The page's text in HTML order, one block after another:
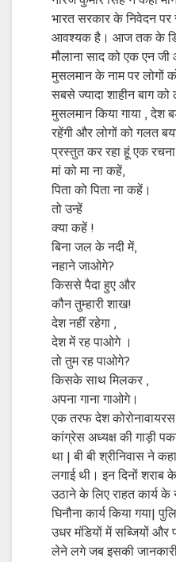
भारत सरकार के निवेदन
आवश्यक है। आज तक के
मौलाना साद को एक एन
मुसलमान के नाम पर लोगों
सबसे ज्यादा शाहीन बाग
मुसलमान किया गाया , देश
रहेंगी और लोगों को गलत
प्रस्तुत कर रहा हूं एक
मां को मा ना कहें,
पिता को पिता ना कहें।
तो उन्हें
क्या कहें !
बिना जल के नदी में,
नहाने जाओगे?
किससे पैदा हुए और
कौन तुम्हारी शाख!
देश नहीं रहेगा ,
देश में रह पाओगे ।
तो तुम रह पाओगे?
किसके साथ मिलकर ,
अपना गाना गाओगे।
एक तरफ देश
कांग्रेस अध्यक्ष की गाड़ी
था | बी बी श्रीनिवास ने
लगाई थी। इन दिनों
उठाने के लिए राहत कार्य के
घिनौना कार्य किया गया|
उधर मंडियों में सब्जियों और
लेने लगे जब इसकी